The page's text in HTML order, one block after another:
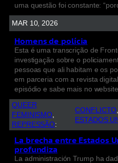
uma questão foi constante:
MAR 10, 2026
Homens de polícia
Esta é uma transcrição de
investigação sobre o
pessoas que ali habitam e os
em parceria com a revista
episódio e sabe mais no
QUEER
FEMINISMO
REPRESSÃO:
CONFLICTO
ESTADOS
La brecha entre Estados
profundiza
La administración Trump ha